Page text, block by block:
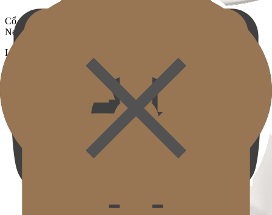
Cổ
Neck
Là vùng da mỏng và dễ mất đàn hồi, thúc đẩy tái tạo collagen để
giảm nếp nhăn và tăng đàn hồi kết cấu da.